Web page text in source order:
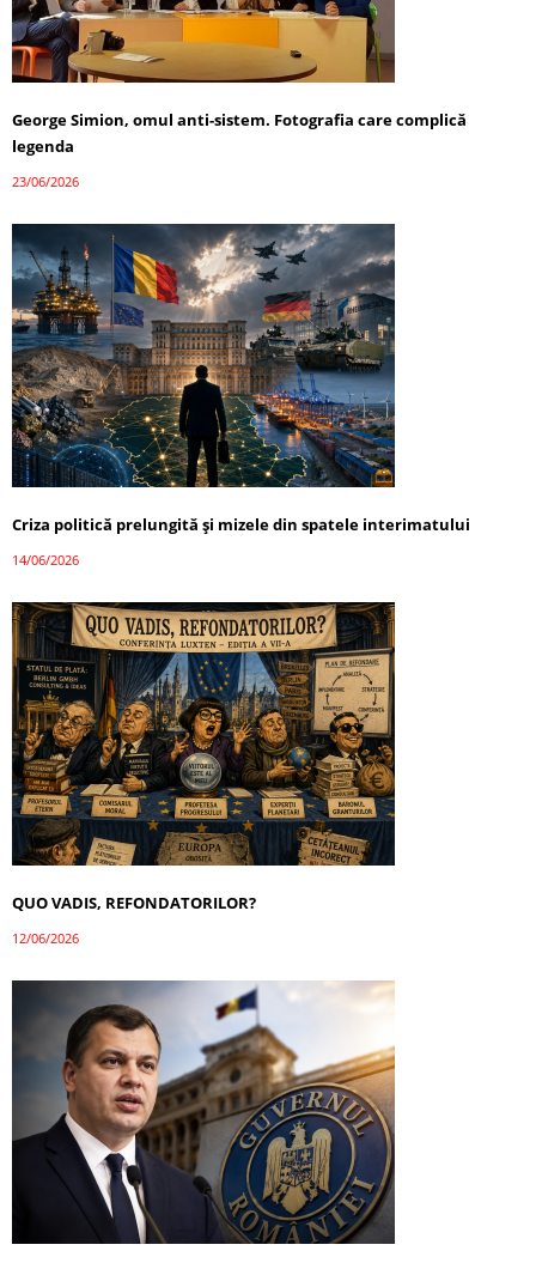
George Simion, omul anti-sistem. Fotografia care complică
legenda
23/06/2026
Criza politică prelungită și mizele din spatele interimatului
14/06/2026
QUO VADIS, REFONDATORILOR?
12/06/2026